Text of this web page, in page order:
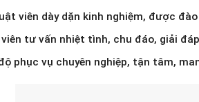
viên dày dặn kinh nghiệm, được
viên tư vấn nhiệt tình, chu đáo, giải
phục vụ chuyên nghiệp, tận tâm,